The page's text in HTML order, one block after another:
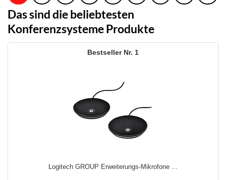
Das sind die beliebtesten
Konferenzsysteme Produkte
1
Logitech GROUP Erweiterungs-Mikrofone ...